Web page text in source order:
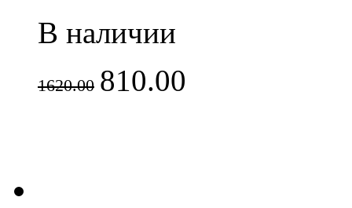
В наличии
1620.00 810.00